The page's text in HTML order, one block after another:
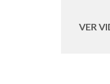
VER